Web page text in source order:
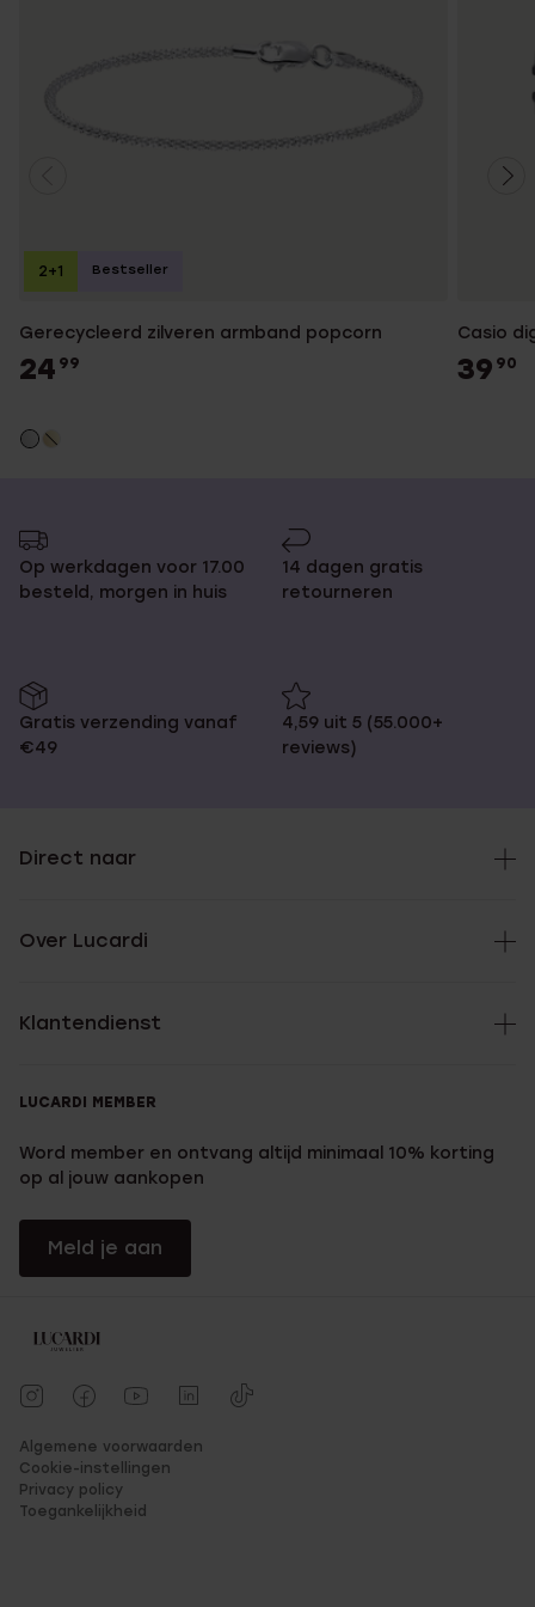
Gerecycleerd zilveren armband popcorn
24 99
2+1 Bestseller
Casio
39 90
Op werkdagen voor 17.00
besteld, morgen in huis
14 dagen gratis
retourneren
Gratis verzending vanaf
€49
4,59 uit 5 (55.000+
reviews)
Direct naar
Over Lucardi
Klantendienst
LUCARDI MEMBER
Word member en ontvang altijd minimaal 10% korting
op al jouw aankopen
Meld je aan
Algemene voorwaarden
Cookie-instellingen
Privacy policy
Toegankelijkheid